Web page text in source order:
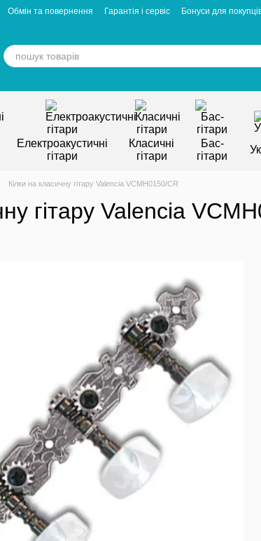
Обмін та повернення Гарантія і сервіс Бонуси для
Електроакустичні
гітари
Класичні
гітари
Бас-
гітари
Кілки на класичну гітару Valencia VCMH0150/CR
гітару Valencia